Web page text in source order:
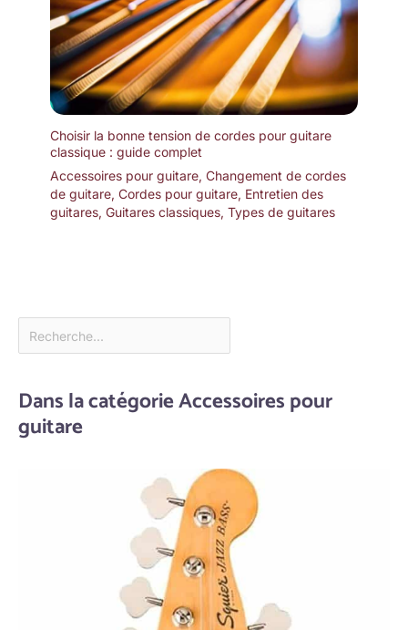
Choisir la bonne tension de cordes pour guitare
classique : guide complet
Accessoires pour guitare, Changement de cordes
de guitare, Cordes pour guitare, Entretien des
guitares, Guitares classiques, Types de guitares
Dans la catégorie Accessoires pour
guitare